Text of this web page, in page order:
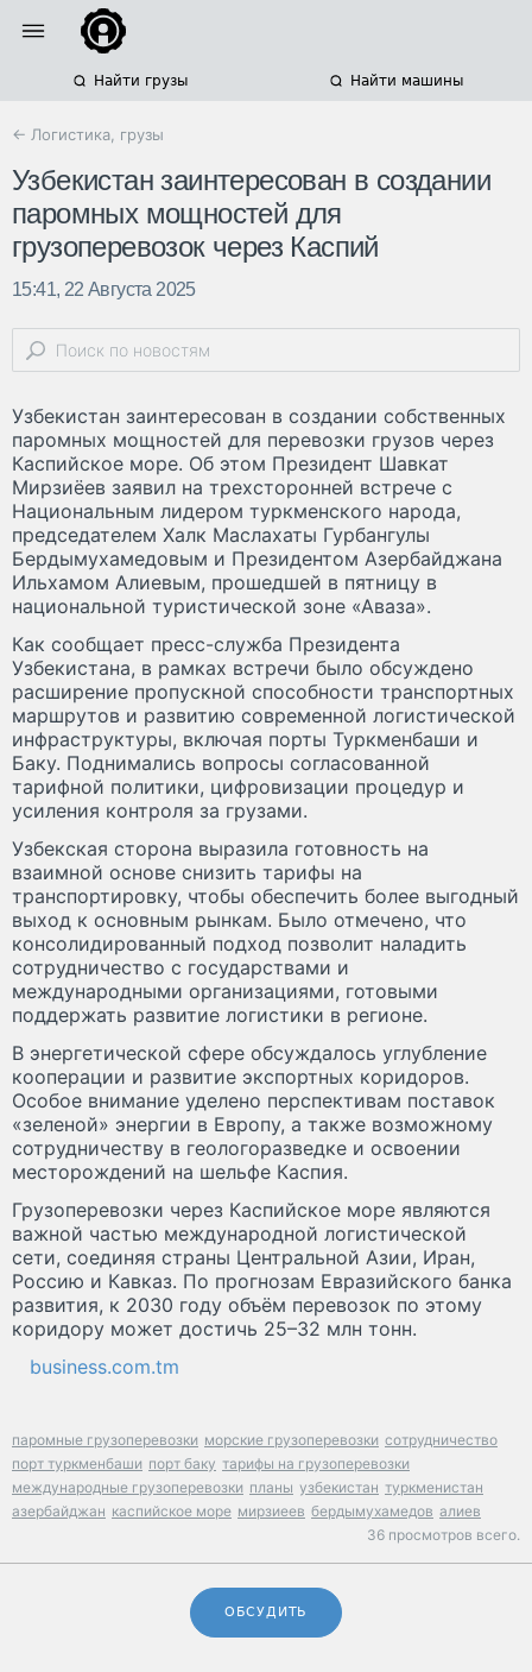
Найти грузы Найти машины
← Логистика, грузы
Узбекистан заинтересован в создании
паромных мощностей для
грузоперевозок через Каспий
15:41, 22 Августа 2025
Узбекистан заинтересован в создании собственных
паромных мощностей для перевозки грузов через
Каспийское море. Об этом Президент Шавкат
Мирзиёев заявил на трехсторонней встрече с
Национальным лидером туркменского народа,
председателем Халк Маслахаты Гурбангулы
Бердымухамедовым и Президентом Азербайджана
Ильхамом Алиевым, прошедшей в пятницу в
национальной туристической зоне «Аваза».
Как сообщает пресс-служба Президента
Узбекистана, в рамках встречи было обсуждено
расширение пропускной способности транспортных
маршрутов и развитию современной логистической
инфраструктуры, включая порты Туркменбаши и
Баку. Поднимались вопросы согласованной
тарифной политики, цифровизации процедур и
усиления контроля за грузами.
Узбекская сторона выразила готовность на
взаимной основе снизить тарифы на
транспортировку, чтобы обеспечить более выгодный
выход к основным рынкам. Было отмечено, что
консолидированный подход позволит наладить
сотрудничество с государствами и
международными организациями, готовыми
поддержать развитие логистики в регионе.
В энергетической сфере обсуждалось углубление
кооперации и развитие экспортных коридоров.
Особое внимание уделено перспективам поставок
«зеленой» энергии в Европу, а также возможному
сотрудничеству в геологоразведке и освоении
месторождений на шельфе Каспия.
Грузоперевозки через Каспийское море являются
важной частью международной логистической
сети, соединяя страны Центральной Азии, Иран,
Россию и Кавказ. По прогнозам Евразийского банка
развития, к 2030 году объём перевозок по этому
коридору может достичь 25–32 млн тонн.
business.com.tm
паромные грузоперевозки морские грузоперевозки сотрудничество
порт туркменбаши порт баку тарифы на грузоперевозки
международные грузоперевозки планы узбекистан туркменистан
азербайджан каспийское море мирзиеев бердымухамедов алиев
36 просмотров всего.
ОБСУДИТЬ